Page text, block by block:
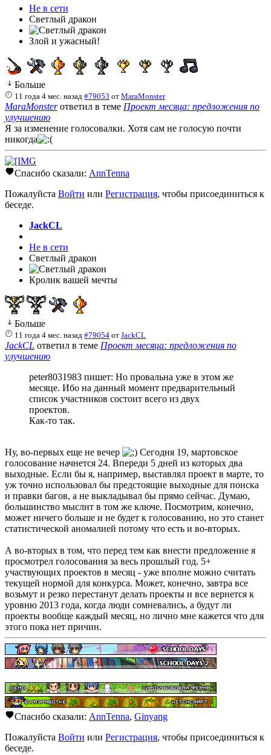
Не в сети
Светлый дракон
Злой и ужасный!
Больше
11 года 4 мес. назад #79053 отMaraMonster
MaraMonsterответил в теме Проект месяца: предложения по
улучшению
Я за изменение голосовалки. Хотя сам не голосую почти
никогда
Спасибо сказали: AnnTenna
Пожалуйста Войти или Регистрация, чтобы присоединиться к
беседе.
JackCL
Не в сети
Светлый дракон
Кролик вашей мечты
Больше
11 года 4 мес. назад #79054 отJackCL
JackCL ответил в теме Проект месяца: предложения по
улучшению
peter8031983 пишет: Но провальна уже в этом же
месяце. Ибо на данный момент предварительный
список участников состоит всего из двух
проектов.
Как-то так.
Ну, во-первых еще не вечер
Сегодня 19, мартовское
голосование начнется 24. Впереди 5 дней из которых два
выходные. Если бы я, например, выставлял проект в марте, то
уж точно использовал бы предстоящие выходные для поиска
и правки багов, а не выкладывал бы прямо сейчас. Думаю,
большинство мыслит в том же ключе. Посмотрим, конечно,
может ничего больше и не будет к голосованию, но это станет
статистической аномалией потому что есть и во-вторых.
А во-вторых в том, что перед тем как внести предложение я
просмотрел голосования за весь прошлый год. 5+
участвующих проектов в месяц - уже вполне можно считать
текущей нормой для конкурса. Может, конечно, завтра все
возьмут и резко перестанут делать проекты и все вернется к
уровню 2013 года, когда люди сомневались, а будут ли
проекты вообще каждый месяц, но лично мне кажется что для
этого пока нет причин.
Спасибо сказали: AnnTenna, Ginyang
Пожалуйста Войти или Регистрация, чтобы присоединиться к
беседе.